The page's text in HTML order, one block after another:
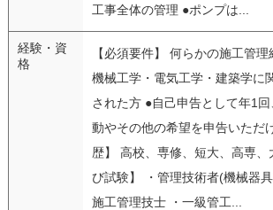
工事全体の管理 ●ポンプは...
経験・資
格
【必須要件】 何らかの施工管理
機械工学・電気工学・建築学に
された方 ●自己申告として年1
動やその他の希望を申告いただ
歴】 高校、専修、短大、高専、
び試験】 ・管理技術者(機械器
施工管理技士 ・一級管工...